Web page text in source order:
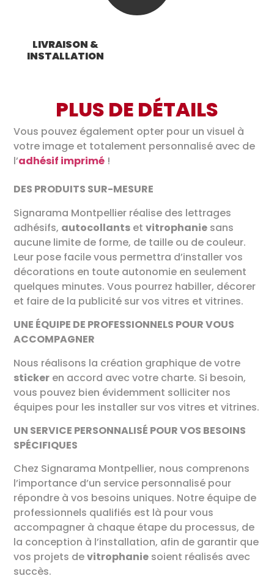
LIVRAISON &
INSTALLATION
PLUS DE DÉTAILS
Vous pouvez également opter pour un visuel à
votre image et totalement personnalisé avec de
l’adhésif imprimé !
DES PRODUITS SUR-MESURE
Signarama Montpellier réalise des lettrages
adhésifs, autocollants etvitrophanie sans
aucune limite de forme, de taille ou de couleur.
Leur pose facile vous permettra d’installer vos
décorations en toute autonomie en seulement
quelques minutes. Vous pourrez habiller, décorer
et faire de la publicité sur vos vitres et vitrines.
UNE ÉQUIPE DE PROFESSIONNELS POUR VOUS
ACCOMPAGNER
Nous réalisons la création graphique de votre
sticker en accord avec votre charte. Si besoin,
vous pouvez bien évidemment solliciter nos
équipes pour les installer sur vos vitres et vitrines.
UN SERVICE PERSONNALISÉ POUR VOS BESOINS
SPÉCIFIQUES
Chez Signarama Montpellier, nous comprenons
l’importance d’un service personnalisé pour
répondre à vos besoins uniques. Notre équipe de
professionnels qualifiés est là pour vous
accompagner à chaque étape du processus, de
la conception à l’installation, afin de garantir que
vos projets devitrophanie soient réalisés avec
succès.